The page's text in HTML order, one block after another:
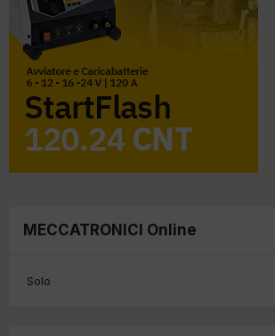
MECCATRONICI Online
Solo